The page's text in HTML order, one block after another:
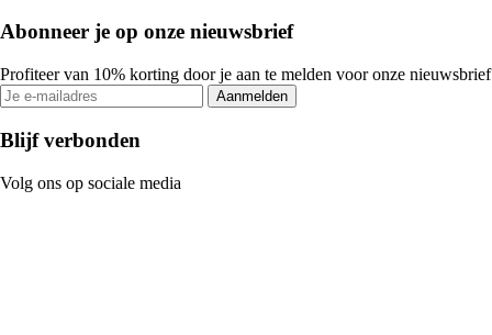
Abonneer je op onze nieuwsbrief
Profiteer van 10% korting door je aan te melden voor onze nieuwsbrief
Aanmelden
Blijf verbonden
Volg ons op sociale media